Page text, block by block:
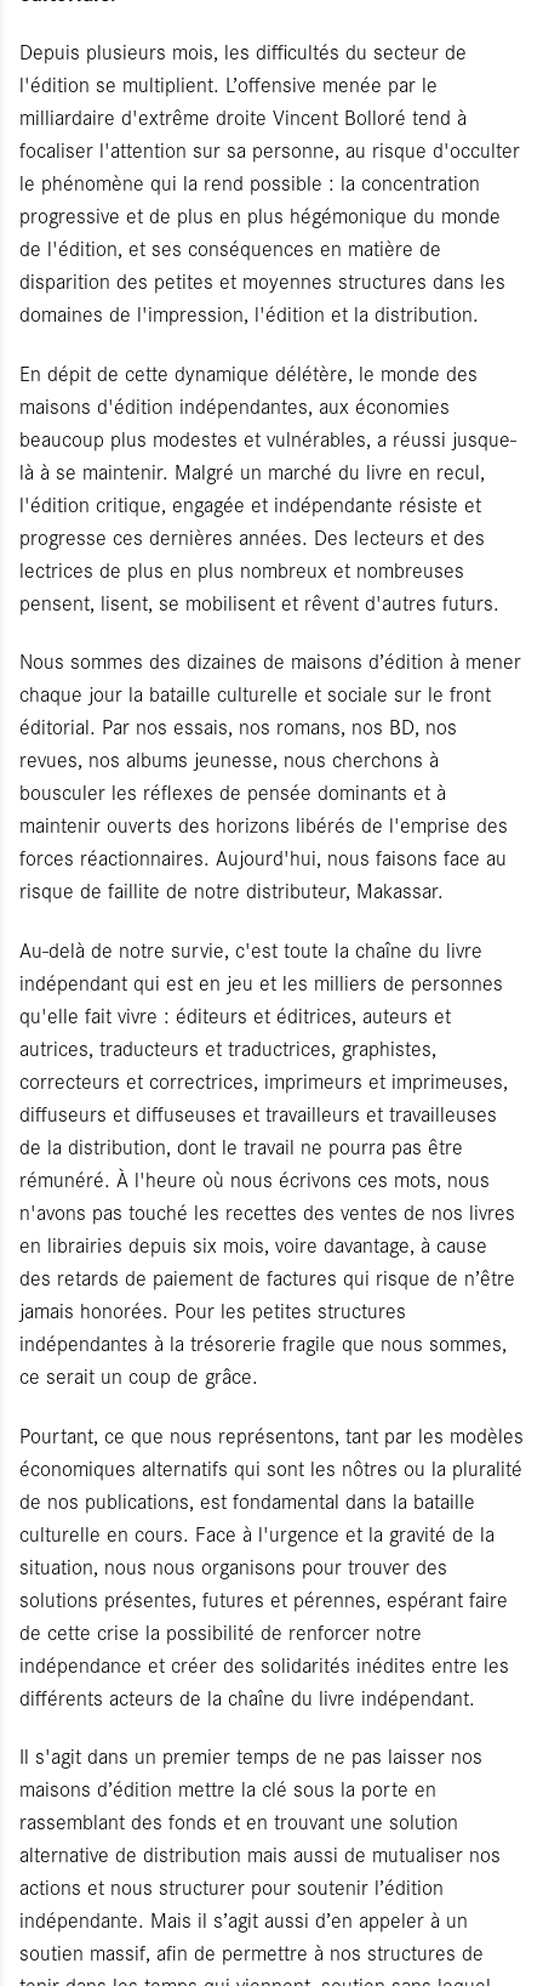
Depuis plusieurs mois, les difficultés du secteur de
l'édition se multiplient. L’offensive menée par le
milliardaire d'extrême droite Vincent Bolloré tend à
focaliser l'attention sur sa personne, au risque d'occulter
le phénomène qui la rend possible : la concentration
progressive et de plus en plus hégémonique du monde
de l'édition, et ses conséquences en matière de
disparition des petites et moyennes structures dans les
domaines de l'impression, l'édition et la distribution.
En dépit de cette dynamique délétère, le monde des
maisons d'édition indépendantes, aux économies
beaucoup plus modestes et vulnérables, a réussi jusque-
là à se maintenir. Malgré un marché du livre en recul,
l'édition critique, engagée et indépendante résiste et
progresse ces dernières années. Des lecteurs et des
lectrices de plus en plus nombreux et nombreuses
pensent, lisent, se mobilisent et rêvent d'autres futurs.
Nous sommes des dizaines de maisons d’édition à mener
chaque jour la bataille culturelle et sociale sur le front
éditorial. Par nos essais, nos romans, nos BD, nos
revues, nos albums jeunesse, nous cherchons à
bousculer les réflexes de pensée dominants et à
maintenir ouverts des horizons libérés de l'emprise des
forces réactionnaires. Aujourd'hui, nous faisons face au
risque de faillite de notre distributeur, Makassar.
Au-delà de notre survie, c'est toute la chaîne du livre
indépendant qui est en jeu et les milliers de personnes
qu'elle fait vivre : éditeurs et éditrices, auteurs et
autrices, traducteurs et traductrices, graphistes,
correcteurs et correctrices, imprimeurs et imprimeuses,
diffuseurs et diffuseuses et travailleurs et travailleuses
de la distribution, dont le travail ne pourra pas être
rémunéré. À l'heure où nous écrivons ces mots, nous
n'avons pas touché les recettes des ventes de nos livres
en librairies depuis six mois, voire davantage, à cause
des retards de paiement de factures qui risque de n’être
jamais honorées. Pour les petites structures
indépendantes à la trésorerie fragile que nous sommes,
ce serait un coup de grâce.
Pourtant, ce que nous représentons, tant par les modèles
économiques alternatifs qui sont les nôtres ou la pluralité
de nos publications, est fondamental dans la bataille
culturelle en cours. ⁠Face à l'urgence et la gravité de la
situation, nous nous organisons pour trouver des
solutions présentes, futures et pérennes, espérant faire
de cette crise la possibilité de renforcer notre
indépendance et créer des solidarités inédites entre les
différents acteurs de la chaîne du livre indépendant.
Il s'agit dans un premier temps de ne pas laisser nos
maisons d’édition mettre la clé sous la porte en
rassemblant des fonds et en trouvant une solution
alternative de distribution mais aussi de mutualiser nos
actions et nous structurer pour soutenir l’édition
indépendante. Mais il s’agit aussi d’en appeler à un
soutien massif, afin de permettre à nos structures de